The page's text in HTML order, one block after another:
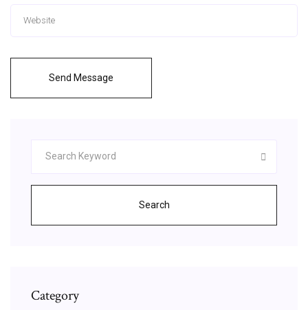
Send Message
Search
Category